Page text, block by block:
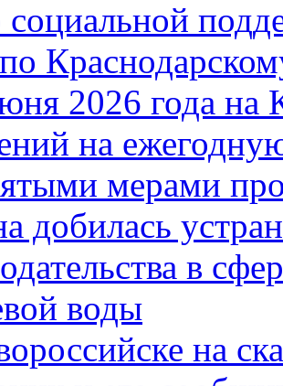
2026 года на
на
мерами
добилась
в
воды
на